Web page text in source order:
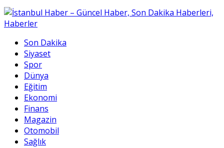
Son Dakika
Siyaset
Spor
Dünya
Eğitim
Ekonomi
Finans
Magazin
Otomobil
Sağlık